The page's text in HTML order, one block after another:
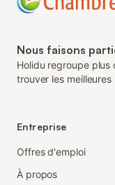
Nous faisons
Holidu regroupe plus
trouver les
Entreprise
Offres d'emploi
À propos